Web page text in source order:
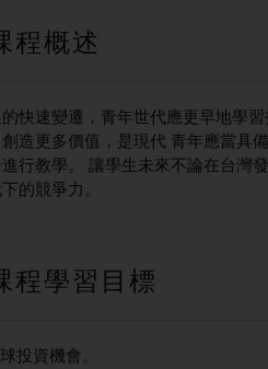
程概述
快速變遷，青年世代應更早地學
造更多價值，是現代 青年應當具
行教學。 讓學生未來不論在台灣
的競爭力。
程學習目標
投資機會。